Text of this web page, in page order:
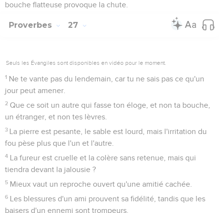
bouche flatteuse provoque la chute.
Proverbes 27
Seuls les Évangiles sont disponibles en vidéo pour le moment.
1 Ne te vante pas du lendemain, car tu ne sais pas ce qu'un
jour peut amener.
2 Que ce soit un autre qui fasse ton éloge, et non ta bouche,
un étranger, et non tes lèvres.
3 La pierre est pesante, le sable est lourd, mais l'irritation du
fou pèse plus que l'un et l'autre.
4 La fureur est cruelle et la colère sans retenue, mais qui
tiendra devant la jalousie ?
5 Mieux vaut un reproche ouvert qu'une amitié cachée.
6 Les blessures d'un ami prouvent sa fidélité, tandis que les
baisers d'un ennemi sont trompeurs.